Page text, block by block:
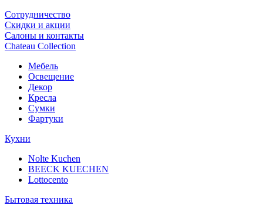
Сотрудничество
Скидки и акции
Салоны и контакты
Chateau Collection
Мебель
Освещение
Декор
Кресла
Сумки
Фартуки
Кухни
Nolte Kuchen
BEECK KUECHEN
Lottocento
Бытовая техника